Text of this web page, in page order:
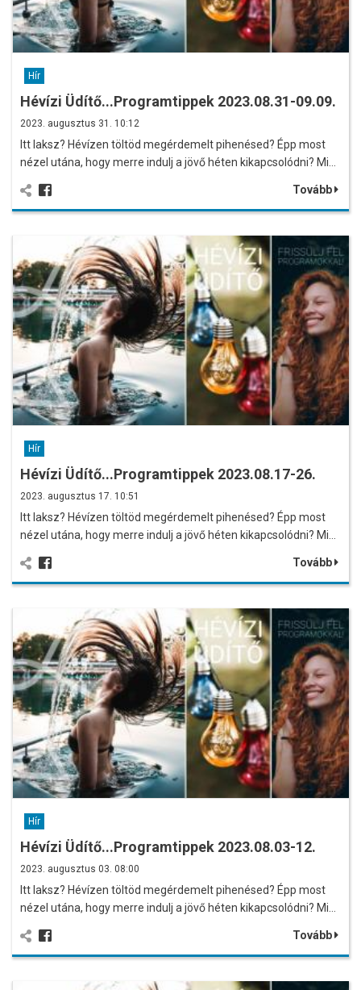
Hír
Hévízi Üdítő...Programtippek 2023.08.31-09.09.
2023. augusztus 31. 10:12
Itt laksz? Hévízen töltöd megérdemelt pihenésed? Épp most
nézel utána, hogy merre indulj a jövő héten kikapcsolódni? Mi…
Tovább
Hír
Hévízi Üdítő...Programtippek 2023.08.17-26.
2023. augusztus 17. 10:51
Itt laksz? Hévízen töltöd megérdemelt pihenésed? Épp most
nézel utána, hogy merre indulj a jövő héten kikapcsolódni? Mi…
Tovább
Hír
Hévízi Üdítő...Programtippek 2023.08.03-12.
2023. augusztus 03. 08:00
Itt laksz? Hévízen töltöd megérdemelt pihenésed? Épp most
nézel utána, hogy merre indulj a jövő héten kikapcsolódni? Mi…
Tovább